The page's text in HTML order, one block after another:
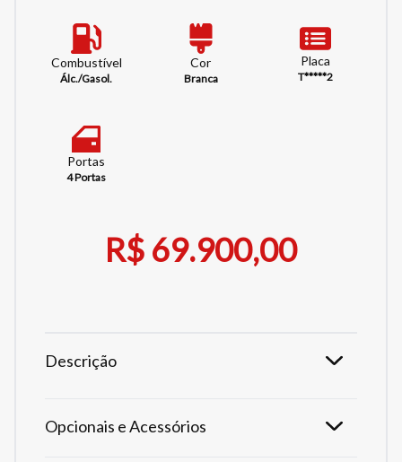
Combustível
Álc./Gasol.
Cor
Branca
Placa
T*****2
Portas
4 Portas
R$ 69.900,00
Descrição
Opcionais e Acessórios